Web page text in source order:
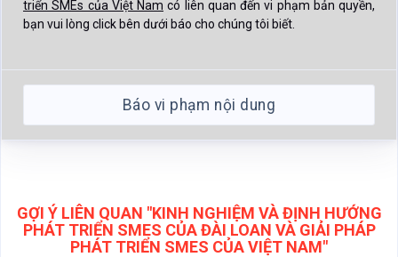
triển SMEs của Việt Nam có liên quan đến vi phạm bản quyền,
bạn vui lòng click bên dưới báo cho chúng tôi biết.
Báo vi phạm nội dung
GỢI Ý LIÊN QUAN "KINH NGHIỆM VÀ ĐỊNH HƯỚNG
PHÁT TRIỂN SMES CỦA ĐÀI LOAN VÀ GIẢI PHÁP
PHÁT TRIỂN SMES CỦA VIỆT NAM"